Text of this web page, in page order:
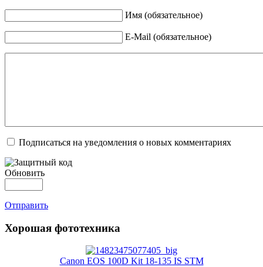
Имя (обязательное)
E-Mail (обязательное)
Подписаться на уведомления о новых комментариях
Обновить
Отправить
Хорошая фототехника
Canon EOS 100D Kit 18-135 IS STM